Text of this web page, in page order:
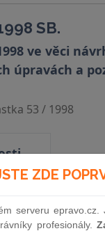
SB.
ve věci
úpravách a
53 / 1998
od 8. 7. 1998
ZDE
serveru
profesionály.